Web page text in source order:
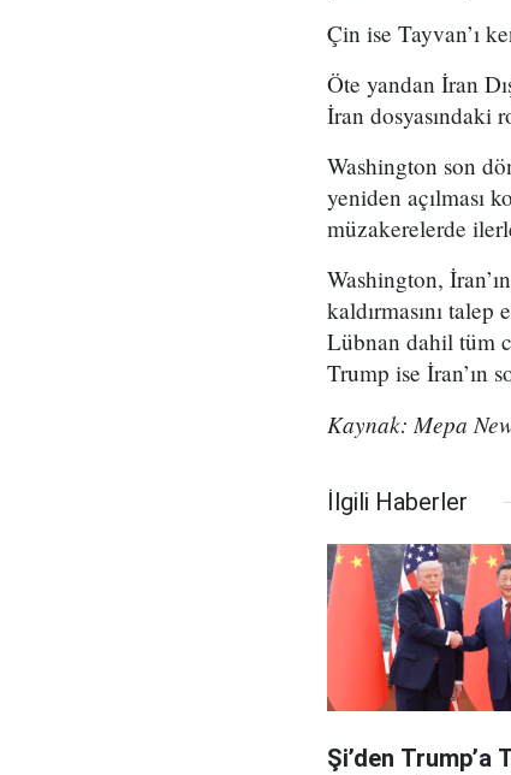
Çin ise Tayvan’ı
Öte yandan İran
İran dosyasındaki
Washington son
yeniden açılması
müzakerelerde
Washington,
kaldırmasını
Lübnan dahil tüm
Trump ise İran’ın
Kaynak: Mepa
İlgili Haberler
Şi’den Trump’a